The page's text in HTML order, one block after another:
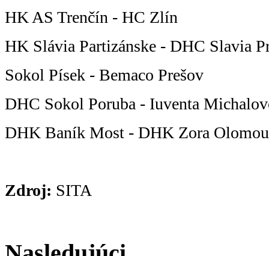
HK AS Trenčín - HC Zlín
HK Slávia Partizánske - DHC Slavia
Sokol Písek - Bemaco Prešov
DHC Sokol Poruba - Iuventa
DHK Baník Most - DHK Zora
Zdroj: SITA